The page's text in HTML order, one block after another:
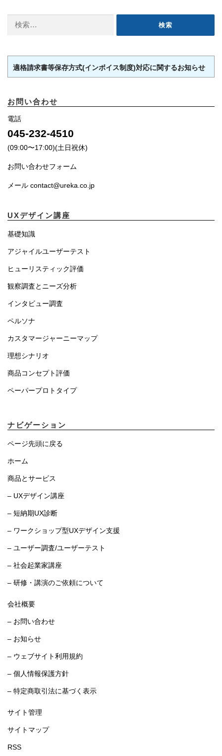
適格請求書等保存方式(インボイス制度)対応に関するお知らせ
お問い合わせ
電話
045-232-4510
(09:00〜17:00)(土日祝休)
お問い合わせフォーム
メール contact@ureka.co.jp
UXデザイン講座
基礎知識
アジャイルユーザーテスト
ヒューリスティック評価
観察調査とニーズ分析
インタビュー調査
ペルソナ
カスタマージャーニーマップ
理想シナリオ
商品コンセプト評価
ペーパープロトタイプ
ナビゲーション
ページ先頭に戻る
ホーム
商品とサービス
– UXデザイン講座
– 短納期UX診断
– ワークショップ型UXデザイン支援
– ユーザー調査/ユーザーテスト
– 社会起業家講座
– 研修・講演のご依頼について
会社概要
– お問い合わせ
– お知らせ
– ウェブサイト利用規約
– 個人情報保護方針
– 特定商取引法に基づく表示
サイト管理
サイトマップ
RSS